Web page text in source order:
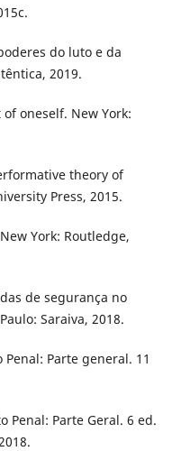
do luto e da
2019.
of oneself. New York:
theory of
Press, 2015.
York: Routledge,
de segurança no
Saraiva, 2018.
Penal: Parte general. 11
Penal: Parte Geral. 6 ed.